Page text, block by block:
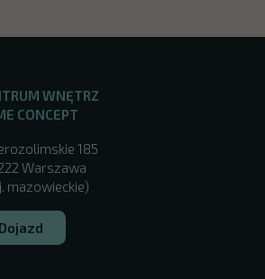
WNĘTRZ
CONCEPT
185
Warszawa
mazowieckie)
Dojazd